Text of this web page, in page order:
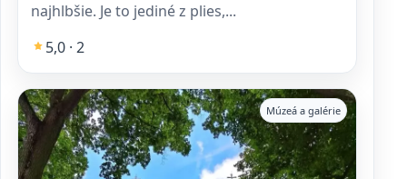
najhlbšie. Je to jediné z plies,...
5,0 · 2
Múzeá a galérie